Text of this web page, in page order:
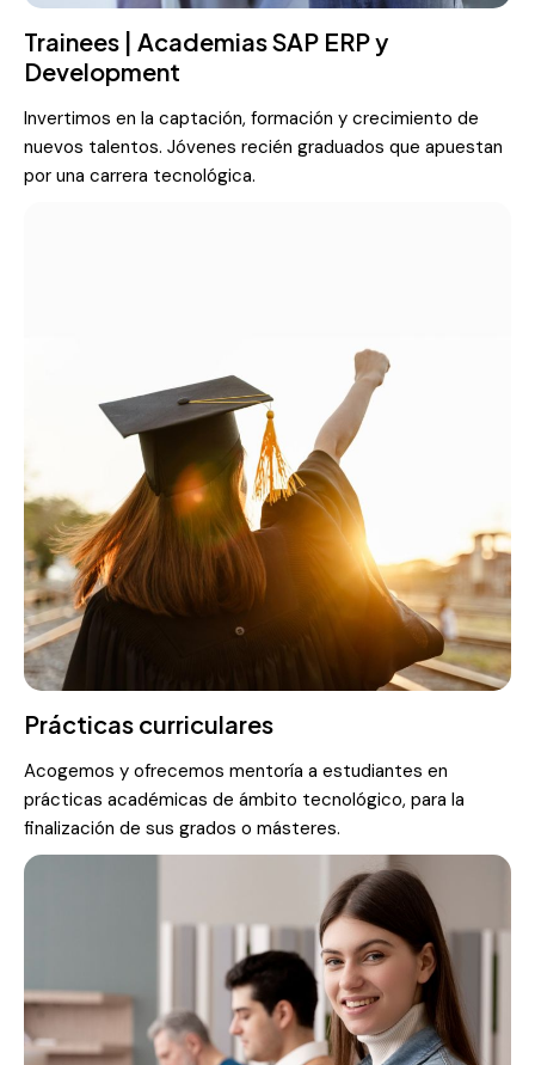
Trainees | Academias SAP ERP y
Development
Invertimos en la captación, formación y crecimiento de
nuevos talentos. Jóvenes recién graduados que apuestan
por una carrera tecnológica.
Prácticas curriculares
Acogemos y ofrecemos mentoría a estudiantes en
prácticas académicas de ámbito tecnológico, para la
finalización de sus grados o másteres.